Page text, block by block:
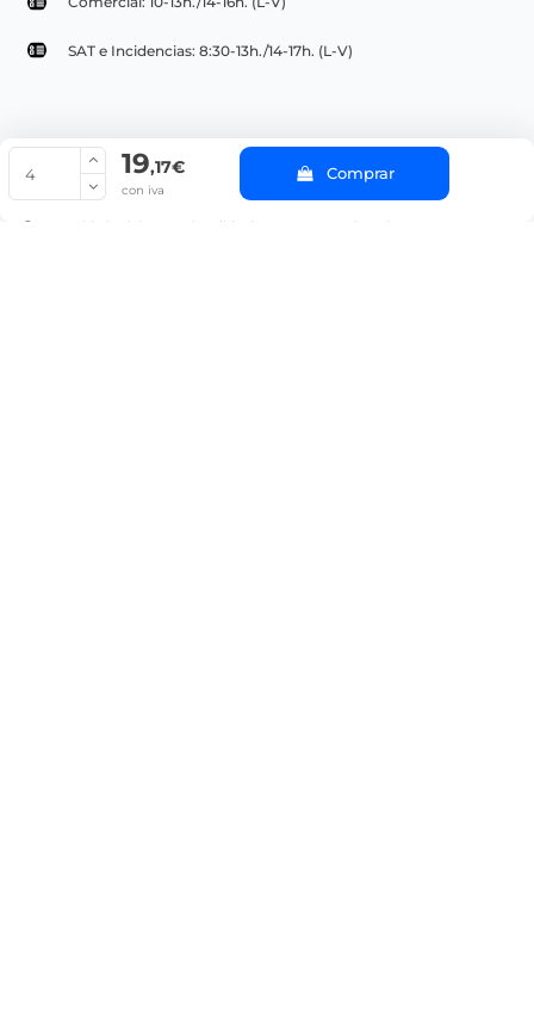
19,17€
con iva
Comprar
La cantidad mínima en el pedido de compra para el producto es 4.
SAT e Incidencias: 8:30-13h./14-17h. (L-V)
© Copyright 2022 PepeBar.com |
Aviso legal y
Condiciones generales de compra |
Blog